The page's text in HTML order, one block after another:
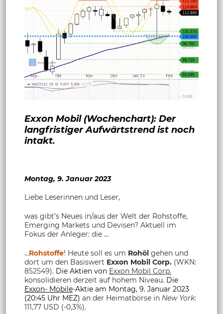
Exxon Mobil (Wochenchart): Der
langfristiger Aufwärtstrend ist noch
intakt.
Montag, 9. Januar 2023
Liebe Leserinnen und Leser,
was gibt’s Neues in/aus der Welt der Rohstoffe,
Emerging Markets und Devisen? Aktuell im
Fokus der Anleger: die …
...Rohstoffe! Heute soll es um Rohöl gehen und
dort um den Basiswert Exxon Mobil Corp. (WKN:
852549). Die Aktien von Exxon Mobil Corp.
konsolidieren derzeit auf hohem Niveau. Die
Exxon- Mobile-Aktie am Montag, 9. Januar 2023
(20:45 Uhr MEZ) an der Heimatbörse in New York:
111,77 USD (-0,3%).